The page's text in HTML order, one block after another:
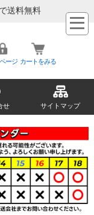
送料無料
ージ カートをみる
せ サイトマップ